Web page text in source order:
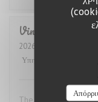
Vincent
2026-07-24
- 22:30 -
Υπηρεσία
The restaurant